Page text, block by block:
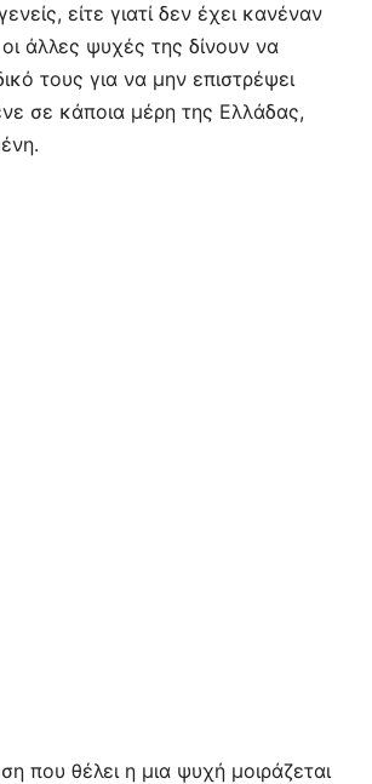
είτε γιατί δεν έχει κανέναν
άλλες ψυχές της δίνουν να
τους για να μην επιστρέψει
σε κάποια μέρη της Ελλάδας,
που θέλει η μια ψυχή μοιράζεται